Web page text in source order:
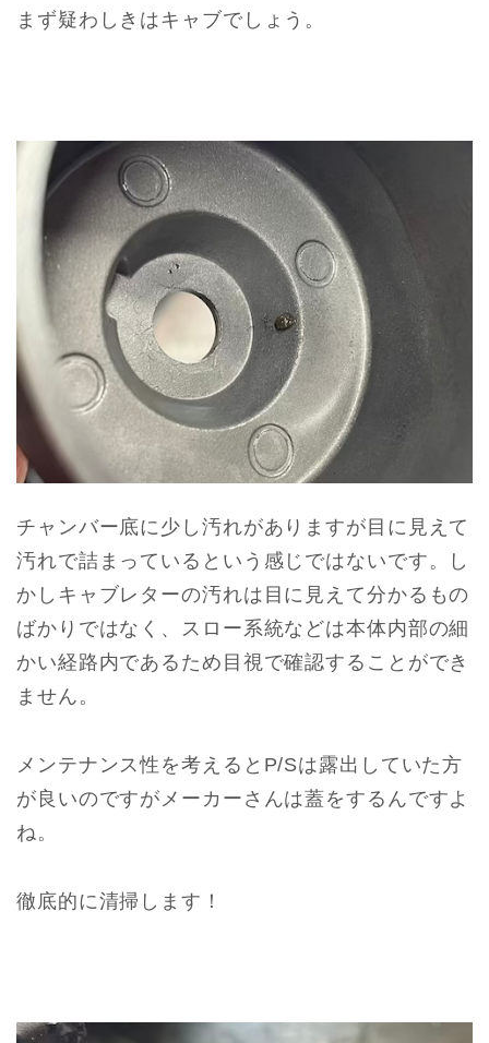
まず疑わしきはキャブでしょう。
チャンバー底に少し汚れがありますが目に見えて
汚れで詰まっているという感じではないです。し
かしキャブレターの汚れは目に見えて分かるもの
ばかりではなく、スロー系統などは本体内部の細
かい経路内であるため目視で確認することができ
ません。
メンテナンス性を考えるとP/Sは露出していた方
が良いのですがメーカーさんは蓋をするんですよ
ね。
徹底的に清掃します！